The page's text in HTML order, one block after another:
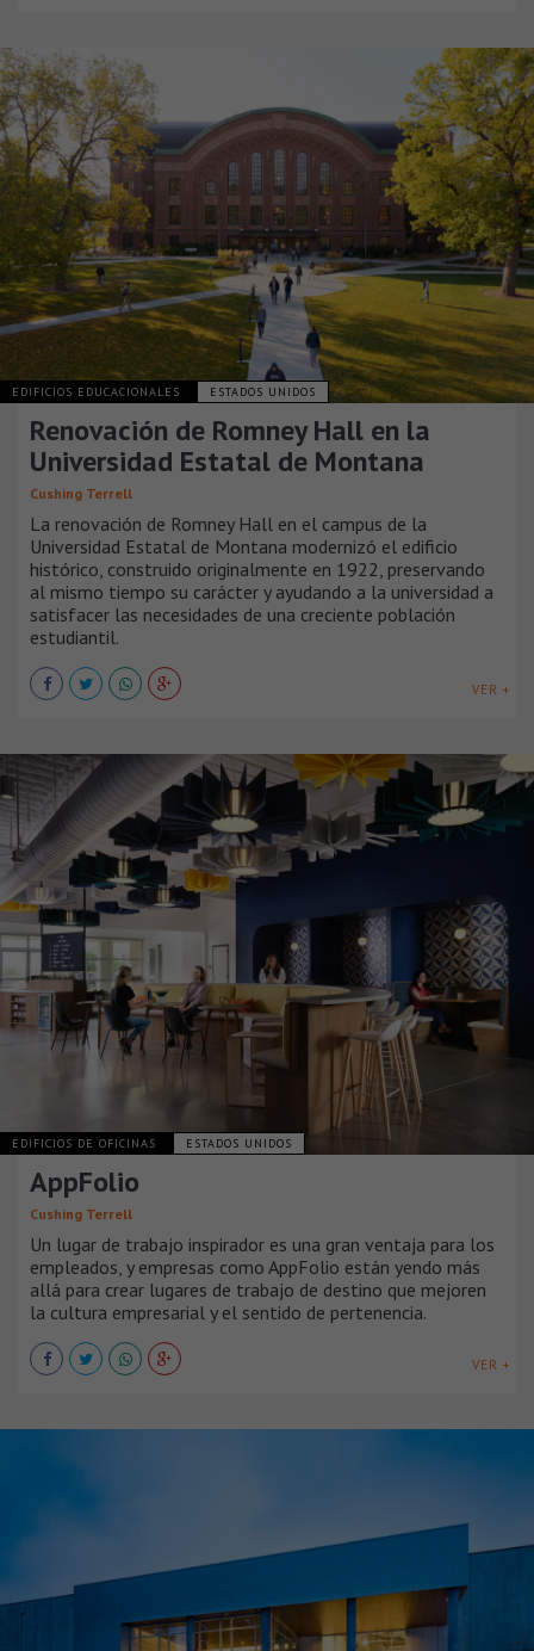
EDIFICIOS EDUCACIONALES ESTADOS UNIDOS
Renovación de Romney Hall en la
Universidad Estatal de Montana
Cushing Terrell
La renovación de Romney Hall en el campus de la
Universidad Estatal de Montana modernizó el edificio
histórico, construido originalmente en 1922, preservando
al mismo tiempo su carácter y ayudando a la universidad a
satisfacer las necesidades de una creciente población
estudiantil.
VER +
EDIFICIOS DE OFICINAS ESTADOS UNIDOS
AppFolio
Cushing Terrell
Un lugar de trabajo inspirador es una gran ventaja para los
empleados, y empresas como AppFolio están yendo más
allá para crear lugares de trabajo de destino que mejoren
la cultura empresarial y el sentido de pertenencia.
VER +